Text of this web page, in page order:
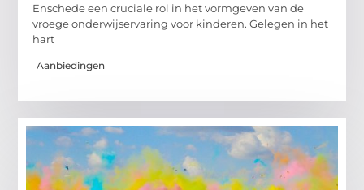
Enschede een cruciale rol in het vormgeven van de
vroege onderwijservaring voor kinderen. Gelegen in het
hart
Aanbiedingen